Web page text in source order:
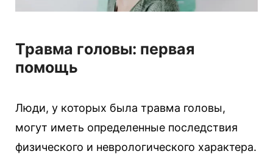
Травма головы: первая
помощь
Люди, у которых была травма головы,
могут иметь определенные последствия
физического и неврологического характера.